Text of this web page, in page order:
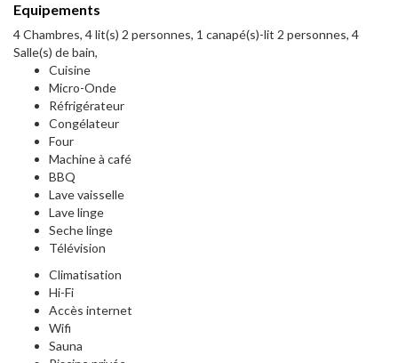
Equipements
4 Chambres, 4 lit(s) 2 personnes, 1 canapé(s)-lit 2 personnes, 4
Salle(s) de bain,
Cuisine
Micro-Onde
Réfrigérateur
Congélateur
Four
Machine à café
BBQ
Lave vaisselle
Lave linge
Seche linge
Télévision
Climatisation
Hi-Fi
Accès internet
Wifi
Sauna